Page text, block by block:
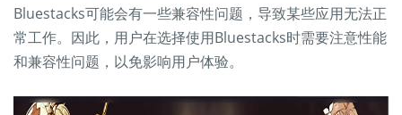
Bluestacks可能会有一些兼容性问题，导致某些应用无法正
常工作。因此，用户在选择使用Bluestacks时需要注意性能
和兼容性问题，以免影响用户体验。